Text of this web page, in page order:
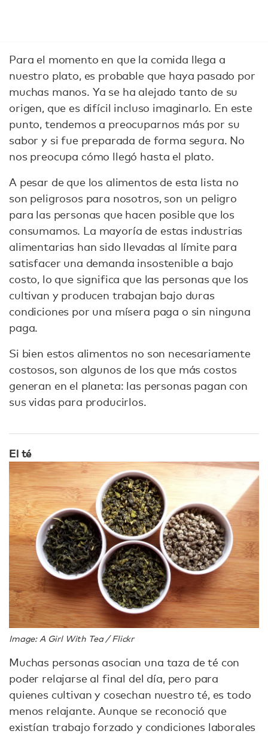
Para el momento en que la comida llega a
nuestro plato, es probable que haya pasado por
muchas manos. Ya se ha alejado tanto de su
origen, que es difícil incluso imaginarlo. En este
punto, tendemos a preocuparnos más por su
sabor y si fue preparada de forma segura. No
nos preocupa cómo llegó hasta el plato.
A pesar de que los alimentos de esta lista no
son peligrosos para nosotros, son un peligro
para las personas que hacen posible que los
consumamos. La mayoría de estas industrias
alimentarias han sido llevadas al límite para
satisfacer una demanda insostenible a bajo
costo, lo que significa que las personas que los
cultivan y producen trabajan bajo duras
condiciones por una mísera paga o sin ninguna
paga.
Si bien estos alimentos no son necesariamente
costosos, son algunos de los que más costos
generan en el planeta: las personas pagan con
sus vidas para producirlos.
El té
Image: A Girl With Tea / Flickr
Muchas personas asocian una taza de té con
poder relajarse al final del día, pero para
quienes cultivan y cosechan nuestro té, es todo
menos relajante. Aunque se reconoció que
existían trabajo forzado y condiciones laborales